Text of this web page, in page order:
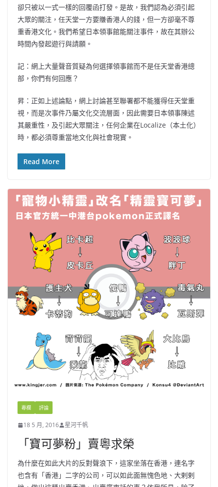
卻只被以一式一樣的回覆函打發。是故，我們認為必須引起
大眾的關注，任天堂一方要賺香港人的錢，但一方卻毫不尊
重香港文化。我們希望日本領事館能關注事件，故在其辦公
時間內發起遊行與請願。
記：網上大量聲音質疑為何選擇領事館而不是任天堂香港總
部，你們有何回應？
昇：正如上述論點，網上討論甚至聯署都不能獲得任天堂重
視，而是次事件乃屬文化交流層面，因此需要日本領事陳述
其嚴重性，及引起大眾關注，任何企業在Localize（本土化）
時，都必須尊重當地文化與社會現實。
Read More
專欄 評論
18 5 月, 2016 星河千帆
「寶可夢粉」賣粵求榮
為什麼在如此大片的反對聲浪下，這家坐落在香港，連名字
也含有「香港」二字的公司，可以如此面無愧色地、大剌剌